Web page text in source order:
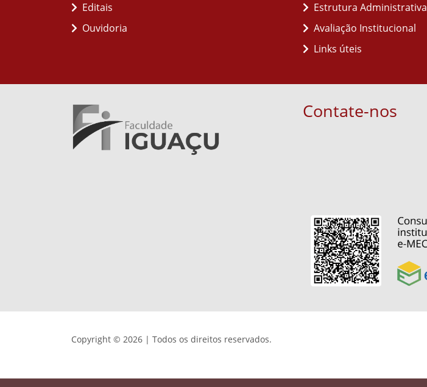
Editais
Ouvidoria
Estrutura Administrativa
Avaliação Institucional
Links úteis
Contate-nos
Copyright © 2026 | Todos os direitos reservados.